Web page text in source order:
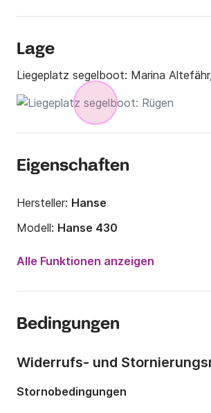
Lage
Liegeplatz segelboot: Marina
Eigenschaften
Hersteller: Hanse
Modell: Hanse 430
2007 (Renoviert in 2012)
Anzahl Schlafplätze:
Alle Funktionen anzeigen
Bedingungen
Widerrufs- und
Stornobedingungen